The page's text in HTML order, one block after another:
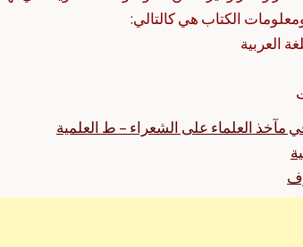
الكتاب هي كالتالي:
العربية
مآخذ العلماء على الشعراء – ط العلمية